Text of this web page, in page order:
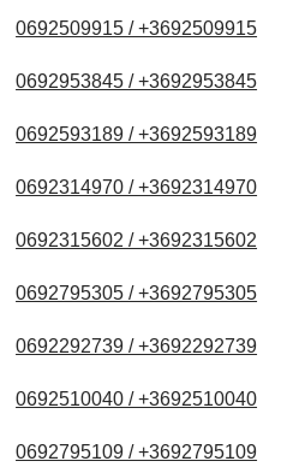
0692509915 / +3692509915
0692953845 / +3692953845
0692593189 / +3692593189
0692314970 / +3692314970
0692315602 / +3692315602
0692795305 / +3692795305
0692292739 / +3692292739
0692510040 / +3692510040
0692795109 / +3692795109